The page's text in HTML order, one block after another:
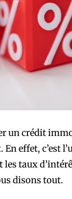
un crédit
effet, c’est
taux
disons tout.